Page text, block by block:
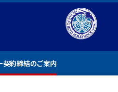
契約締結のご案内